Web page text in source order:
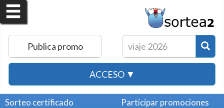
Publica promo
ACCESO ▼
Sorteo certificado
Participar promociones